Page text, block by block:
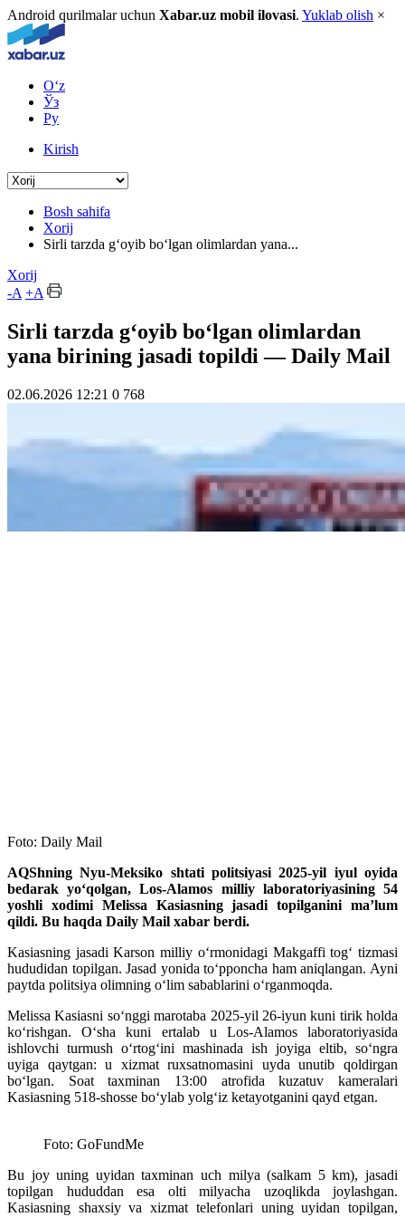
Android qurilmalar uchun Xabar.uz mobil ilovasi. Yuklab olish ×
O‘z
Ўз
Ру
Kirish
Bosh sahifa
Xorij
Sirli tarzda g‘oyib bo‘lgan olimlardan yana...
Xorij
-A +A
Sirli tarzda g‘oyib bo‘lgan olimlardan
yana birining jasadi topildi — Daily Mail
02.06.2026 12:21 0 768
Foto: Daily Mail
AQShning Nyu-Meksiko shtati politsiyasi 2025-yil iyul oyida
bedarak yo‘qolgan, Los-Alamos milliy laboratoriyasining 54
yoshli xodimi Melissa Kasiasning jasadi topilganini ma’lum
qildi. Bu haqda Daily Mail xabar berdi.
Kasiasning jasadi Karson milliy o‘rmonidagi Makgaffi tog‘ tizmasi
hududidan topilgan. Jasad yonida to‘pponcha ham aniqlangan. Ayni
paytda politsiya olimning o‘lim sabablarini o‘rganmoqda.
Melissa Kasiasni so‘nggi marotaba 2025-yil 26-iyun kuni tirik holda
ko‘rishgan. O‘sha kuni ertalab u Los-Alamos laboratoriyasida
ishlovchi turmush o‘rtog‘ini mashinada ish joyiga eltib, so‘ngra
uyiga qaytgan: u xizmat ruxsatnomasini uyda unutib qoldirgan
bo‘lgan. Soat taxminan 13:00 atrofida kuzatuv kameralari
Kasiasning 518-shosse bo‘ylab yolg‘iz ketayotganini qayd etgan.
Foto: GoFundMe
Bu joy uning uyidan taxminan uch milya (salkam 5 km), jasadi
topilgan hududdan esa olti milyacha uzoqlikda joylashgan.
Kasiasning shaxsiy va xizmat telefonlari uning uyidan topilgan,